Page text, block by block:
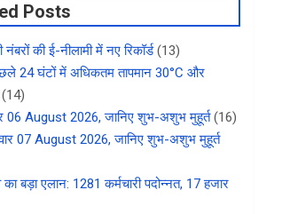
Posts
की ई-नीलामी में नए रिकॉर्ड (13)
24 घंटों में अधिकतम तापमान 30°C और
(14)
06 August 2026, जानिए शुभ-अशुभ मुहूर्त (16)
07 August 2026, जानिए शुभ-अशुभ मुहूर्त
बड़ा एलान: 1281 कर्मचारी पदोन्नत, 17 हजार